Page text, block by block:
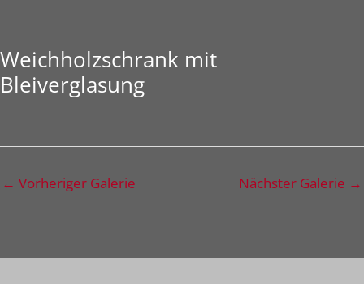
Weichholzschrank mit
Bleiverglasung
← Vorheriger Galerie Nächster Galerie →